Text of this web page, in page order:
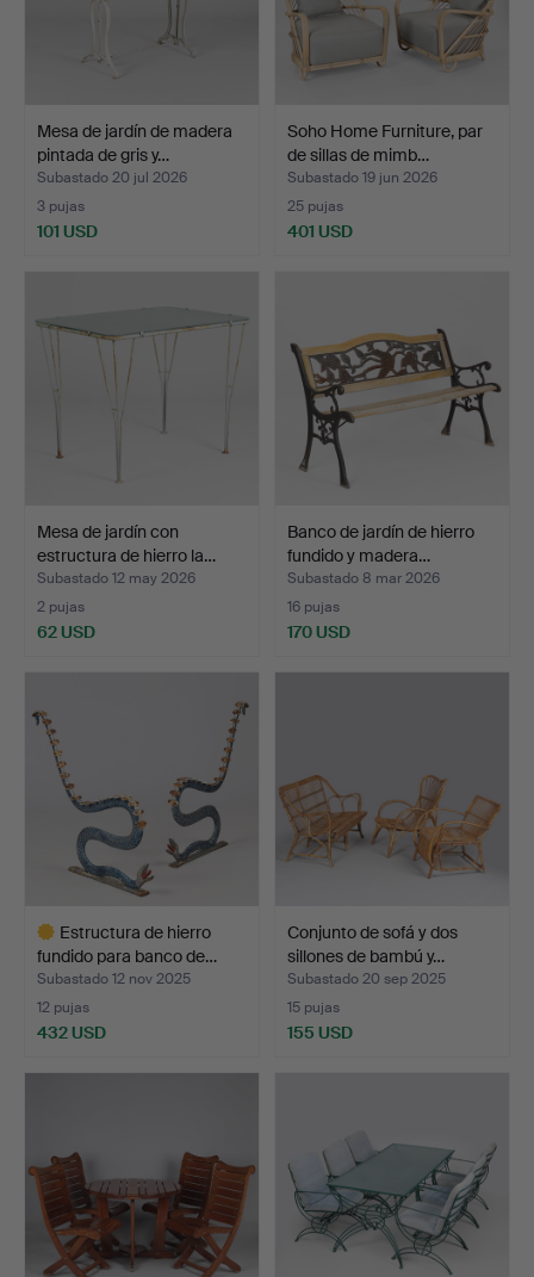
Mesa de jardín de madera
pintada de gris y…
Subastado 20 jul 2026
3 pujas
101 USD
Soho Home Furniture, par
de sillas de mimb…
Subastado 19 jun 2026
25 pujas
401 USD
Mesa de jardín con
estructura de hierro la…
Subastado 12 may 2026
2 pujas
62 USD
Banco de jardín de hierro
fundido y madera…
Subastado 8 mar 2026
16 pujas
170 USD
Estructura de hierro
fundido para banco de…
Subastado 12 nov 2025
12 pujas
432 USD
Conjunto de sofá y dos
sillones de bambú y…
Subastado 20 sep 2025
15 pujas
155 USD